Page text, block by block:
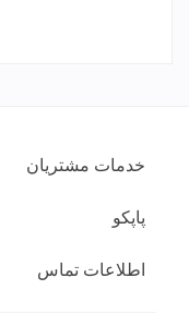
خدمات مشتریان
پاپکو
اطلاعات تماس